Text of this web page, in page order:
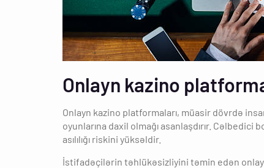
Onlayn kazino
Onlayn kazino platformaları, müasir dövrdə
oyunlarına daxil olmağı asanlaşdırır.
asılılığı riskini yüksəldir.
İstifadəçilərin təhlükəsizliyini təmin edən